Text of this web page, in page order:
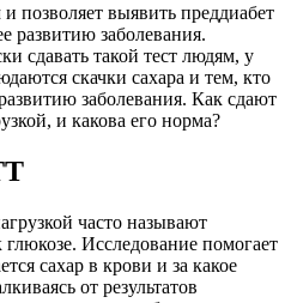
позволяет выявить преддиабет
развитию заболевания.
сдавать такой тест людям, у
скачки сахара и тем, кто
заболевания. Как сдают
и какова его норма?
часто называют
глюкозе. Исследование помогает
сахар в крови и за какое
от результатов